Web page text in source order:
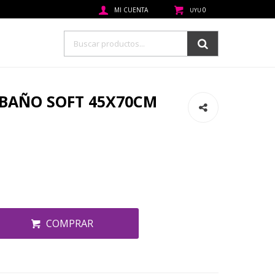
UYU 0
SOFT 45X70CM
COMPRAR